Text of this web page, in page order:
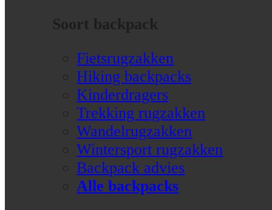
Soort backpack
Fietsrugzakken
Hiking backpacks
Kinderdragers
Trekking rugzakken
Wandelrugzakken
Wintersport rugzakken
Backpack advies
Alle backpacks